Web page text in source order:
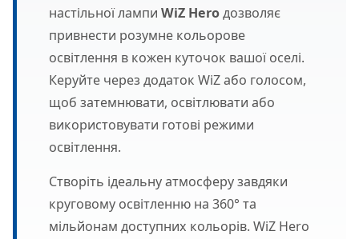
настільної лампи WiZ Heroдозволяє
привнести розумне кольорове
освітлення в кожен куточок вашої оселі.
Керуйте через додаток WiZ або голосом,
щоб затемнювати, освітлювати або
використовувати готові режими
освітлення.
Створіть ідеальну атмосферу завдяки
круговому освітленню на 360° та
мільйонам доступних кольорів. WiZ Hero